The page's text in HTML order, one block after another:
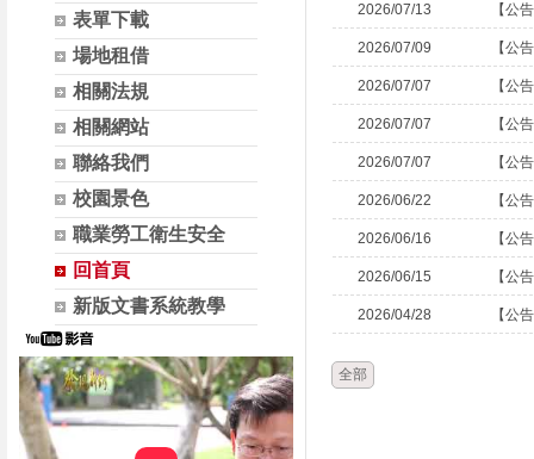
表單下載
場地租借
相關法規
相關網站
聯絡我們
校園景色
職業勞工衛生安全
回首頁
新版文書系統教學
2026/07/13 【公
2026/07/09 【公
2026/07/07 【公
2026/07/07 【公
2026/07/07 【公
2026/06/22 【公
2026/06/16 【公
2026/06/15 【公
2026/04/28 【公
全部